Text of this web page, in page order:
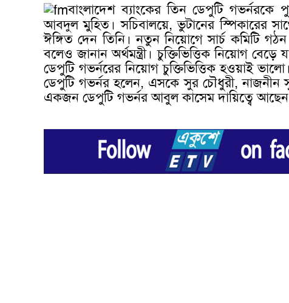
বাংলাদেশ ব্যাংকের তিন ডেপুটি গভর্নরকে
আবদুল মুহিত। সচিবালয়ে, ভুটানের স্পিকারের
ঈঙ্গিত দেন তিনি। নতুন নিয়োগে সার্চ কমিটি
বলেও জানান অর্থমন্ত্রী। চুক্তিভিত্তিক নিয়োগ
ডেপুটি গভর্নরের নিয়োগ চুক্তিভিত্তিক হওয়াই
ডেপুটি গভর্নর হলেন, এসকে সুর চৌধুরী, নাজনীন
একজন ডেপুটি গভর্নর আবুল কাসেম দায়িত্বে